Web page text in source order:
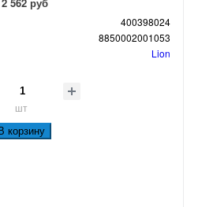
400398024
8850002001053
Lion
шт
В корзину